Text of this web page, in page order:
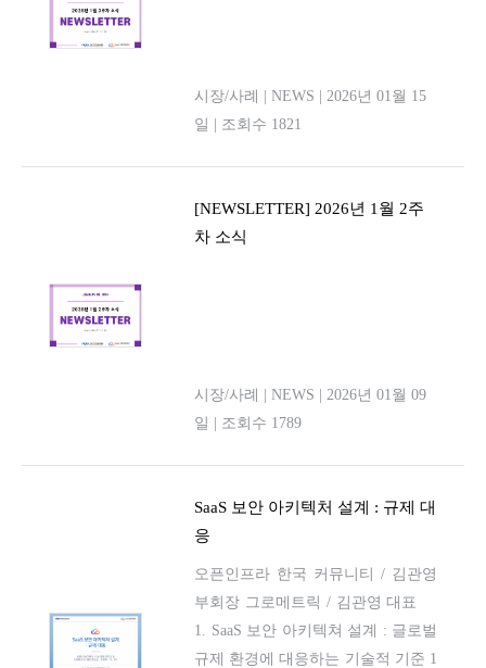
시장/사례 NEWS
2026년 01월 15
일
조회수 1821
[NEWSLETTER] 2026년 1월 2주
차 소식
시장/사례 NEWS
2026년 01월 09
일
조회수 1789
SaaS 보안 아키텍처 설계 : 규제 대
응
오픈인프라 한국 커뮤니티 / 김관영
부회장 그로메트릭 / 김관영 대표
1. SaaS 보안 아키텍쳐 설계 : 글로벌
규제 환경에 대응하는 기술적 기준 1